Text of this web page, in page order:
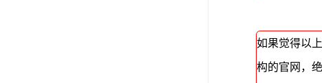
如果觉得以
构的官网，